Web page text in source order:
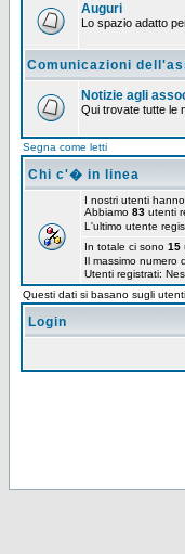
Auguri
Lo spazio adatto
Comunicazioni
Notizie agli
Qui trovate tutte le
Segna come letti
Chi c'� in linea
I nostri utenti
Abbiamo 83 utenti
L'ultimo utente
In totale ci sono 15
Il massimo
Utenti registrati:
Questi dati si basano sugli
Login